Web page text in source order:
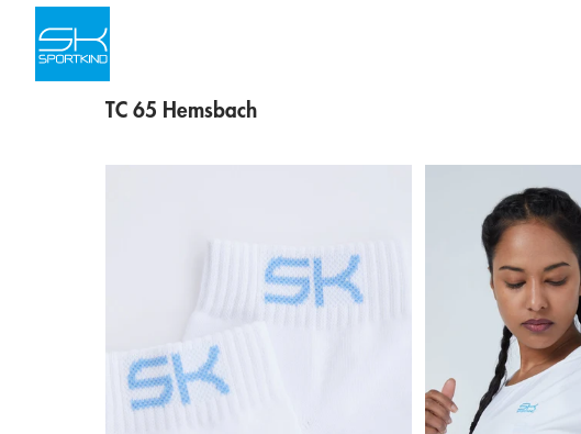
Skip to content
TC 65 Hemsbach